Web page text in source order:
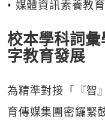
• 媒體資訊素養教
校本學科詞
字教育發展
為精準對接「『智
育傳媒集團密鑼緊